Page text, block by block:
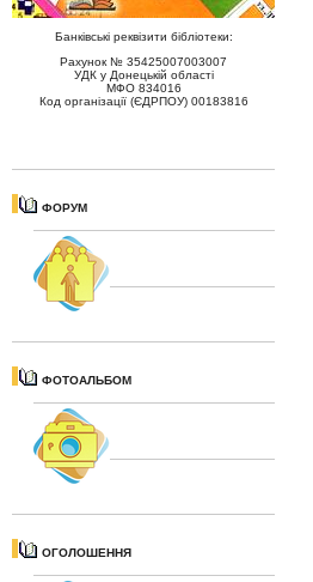
Банківські реквізити бібліотеки:
Рахунок № 35425007003007
УДК у Донецькій області
МФО 834016
Код організації (ЄДРПОУ) 00183816
ФОРУМ
ФОТОАЛЬБОМ
ОГОЛОШЕННЯ